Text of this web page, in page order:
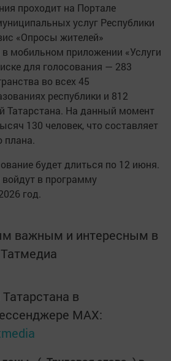
проходит на Портале
услуг Республики
«Опросы жителей»
мобильном приложении «Услуги
для голосования — 283
во всех 45
республики и 812
Татарстана. На данный момент
130 человек, что составляет
плана.
будет длиться по 12 июня.
в программу
год.
важным и интересным в
Татмедиа
в
MАХ: